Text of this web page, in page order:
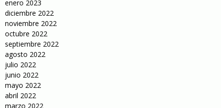
enero 2023
diciembre 2022
noviembre 2022
octubre 2022
septiembre 2022
agosto 2022
julio 2022
junio 2022
mayo 2022
abril 2022
marzo 2022